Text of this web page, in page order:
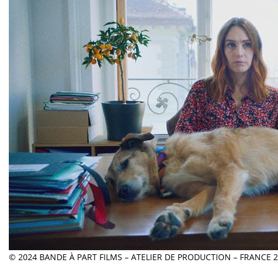
© 2024 BANDE À PART FILMS – ATELIER DE PRODUCTION – FRANCE